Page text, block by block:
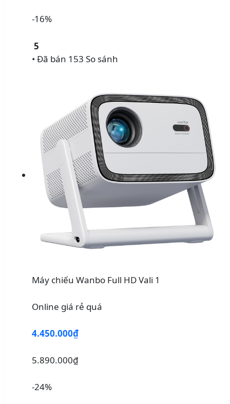
-16%
5
• Đã bán 153 So sánh
Máy chiếu Wanbo Full HD Vali 1
Online giá rẻ quá
4.450.000₫
5.890.000₫
-24%